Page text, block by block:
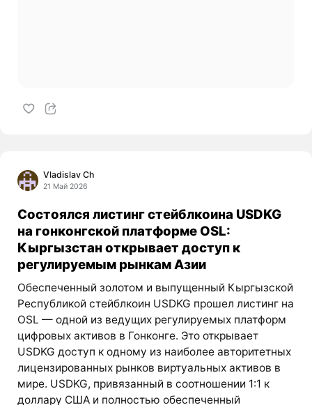
Vladislav Ch
21 Май 2026
Состоялся листинг стейблкоина USDKG
на гонконгской платформе OSL:
Кыргызстан открывает доступ к
регулируемым рынкам Азии
Обеспеченный золотом и выпущенный Кыргызской
Республикой стейблкоин USDKG прошел листинг на
OSL — одной из ведущих регулируемых платформ
цифровых активов в Гонконге. Это открывает
USDKG доступ к одному из наиболее авторитетных
лицензированных рынков виртуальных активов в
мире. USDKG, привязанный в соотношении 1:1 к
доллару США и полностью обеспеченный